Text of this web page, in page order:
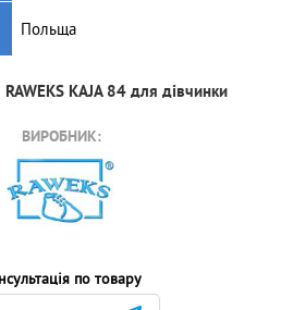
Польща
KAJA 84 для дівчинки
ВИРОБНИК:
по товару